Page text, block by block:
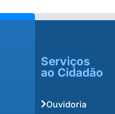
Serviços
ao Cidadão
Ouvidoria